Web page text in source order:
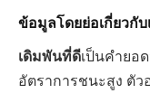
ข้อมูลโดยย่อเกี่ยวกั
เดิมพันที่ดีเป็นคำยอ
อัตราการชนะสูง ตัว